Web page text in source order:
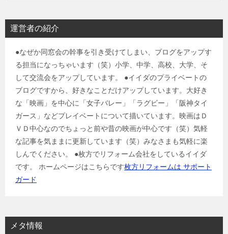
運営者の紹介
●なぜか同窓会の幹事を引き受けてしまい、ブログをアップす
る担当になっちゃいます（笑）小学、中学、高校、大学、そ
して交流会をアップしています。 ●イイダのプライベートの
ブログですから、好きなことだけアップしています。大好き
な「映画」を中心に「女子バレー」「ラグビー」「阪神タイ
ガース」などプレイベートについて描いています。映画はＤ
ＶＤ中心なのでちょっと前や昔の映画が中心です（笑）気軽
な記事を気ままに更新しています（笑）みなさまも気軽に楽
しんでください。 ●枚方でリフォーム会社をしているイイダ
です。 ホームページはこちらです枚方リフォームは サポート
ガード
メタ情報